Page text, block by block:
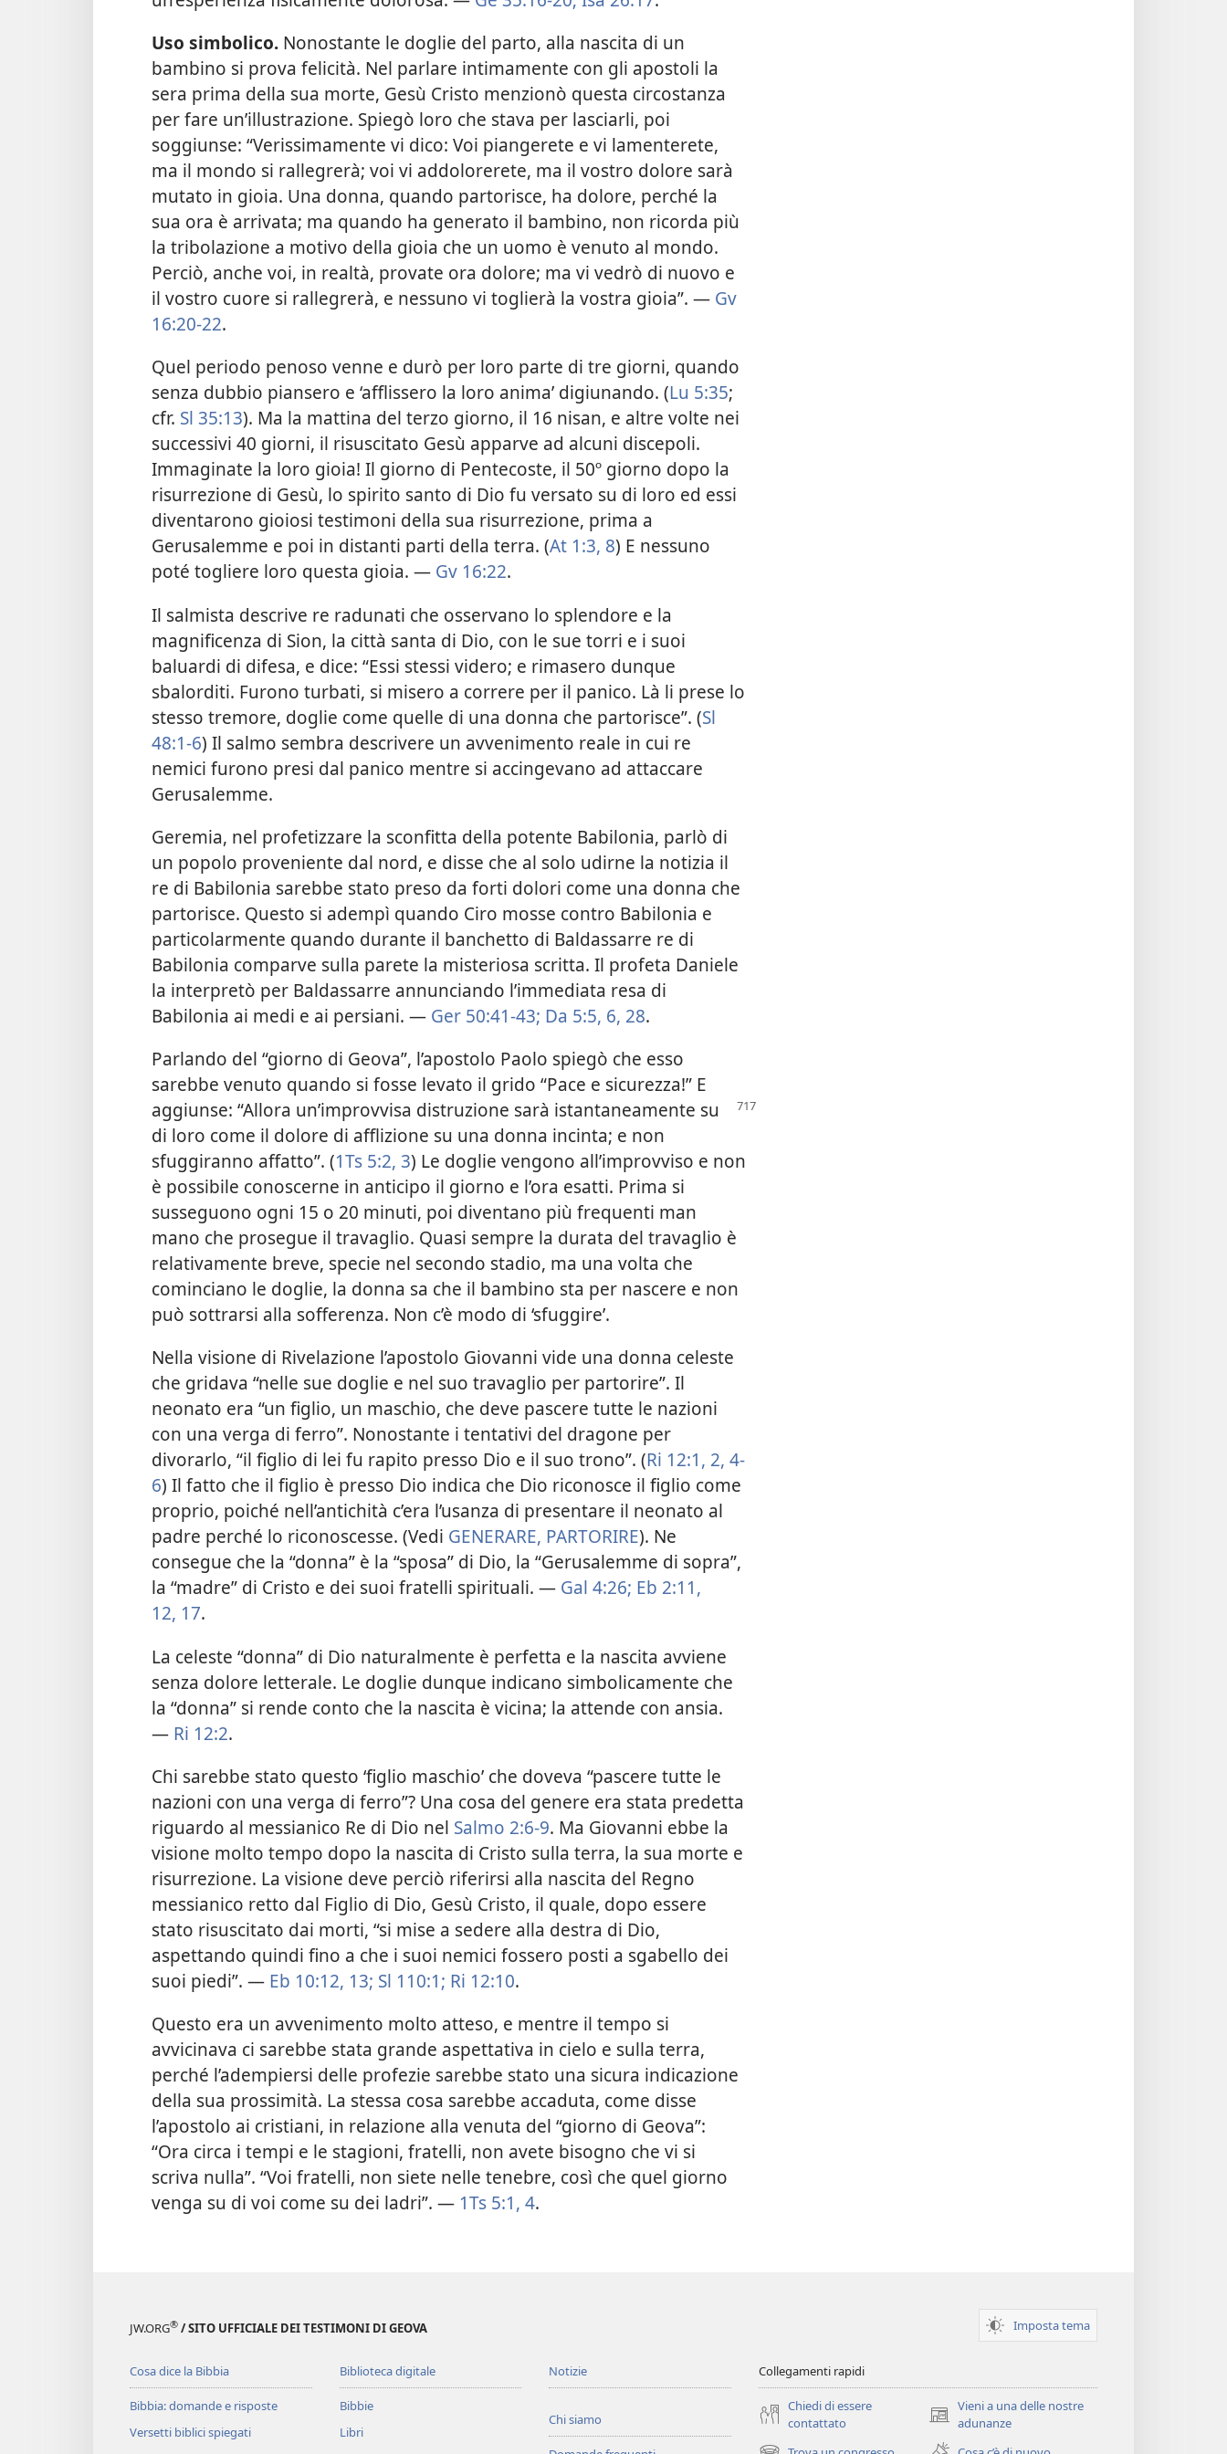
Uso simbolico. Nonostante le doglie del parto, alla nascita di un
bambino si prova felicità. Nel parlare intimamente con gli apostoli la
sera prima della sua morte, Gesù Cristo menzionò questa circostanza
per fare un’illustrazione. Spiegò loro che stava per lasciarli, poi
soggiunse: “Verissimamente vi dico: Voi piangerete e vi lamenterete,
ma il mondo si rallegrerà; voi vi addolorerete, ma il vostro dolore sarà
mutato in gioia. Una donna, quando partorisce, ha dolore, perché la
sua ora è arrivata; ma quando ha generato il bambino, non ricorda più
la tribolazione a motivo della gioia che un uomo è venuto al mondo.
Perciò, anche voi, in realtà, provate ora dolore; ma vi vedrò di nuovo e
il vostro cuore si rallegrerà, e nessuno vi toglierà la vostra gioia”. — Gv
16:20-22.
Quel periodo penoso venne e durò per loro parte di tre giorni, quando
senza dubbio piansero e ‘afflissero la loro anima’ digiunando. (Lu 5:35;
cfr. Sl 35:13). Ma la mattina del terzo giorno, il 16 nisan, e altre volte nei
successivi 40 giorni, il risuscitato Gesù apparve ad alcuni discepoli.
Immaginate la loro gioia! Il giorno di Pentecoste, il 50º giorno dopo la
risurrezione di Gesù, lo spirito santo di Dio fu versato su di loro ed essi
diventarono gioiosi testimoni della sua risurrezione, prima a
Gerusalemme e poi in distanti parti della terra. (At 1:3, 8) E nessuno
poté togliere loro questa gioia. — Gv 16:22.
Il salmista descrive re radunati che osservano lo splendore e la
magnificenza di Sion, la città santa di Dio, con le sue torri e i suoi
baluardi di difesa, e dice: “Essi stessi videro; e rimasero dunque
sbalorditi. Furono turbati, si misero a correre per il panico. Là li prese lo
stesso tremore, doglie come quelle di una donna che partorisce”. (Sl
48:1-6) Il salmo sembra descrivere un avvenimento reale in cui re
nemici furono presi dal panico mentre si accingevano ad attaccare
Gerusalemme.
Geremia, nel profetizzare la sconfitta della potente Babilonia, parlò di
un popolo proveniente dal nord, e disse che al solo udirne la notizia il
re di Babilonia sarebbe stato preso da forti dolori come una donna che
partorisce. Questo si adempì quando Ciro mosse contro Babilonia e
particolarmente quando durante il banchetto di Baldassarre re di
Babilonia comparve sulla parete la misteriosa scritta. Il profeta Daniele
la interpretò per Baldassarre annunciando l’immediata resa di
Babilonia ai medi e ai persiani. — Ger 50:41-43; Da 5:5, 6, 28.
Parlando del “giorno di Geova”, l’apostolo Paolo spiegò che esso
sarebbe venuto quando si fosse levato il grido “Pace e sicurezza!” E
aggiunse: “Allora un’improvvisa distruzione sarà istantaneamente su
di loro come il dolore di afflizione su una donna incinta; e non
sfuggiranno affatto”. (1Ts 5:2, 3) Le doglie vengono all’improvviso e non
è possibile conoscerne in anticipo il giorno e l’ora esatti. Prima si
susseguono ogni 15 o 20 minuti, poi diventano più frequenti man
mano che prosegue il travaglio. Quasi sempre la durata del travaglio è
relativamente breve, specie nel secondo stadio, ma una volta che
cominciano le doglie, la donna sa che il bambino sta per nascere e non
può sottrarsi alla sofferenza. Non c’è modo di ‘sfuggire’.
Nella visione di Rivelazione l’apostolo Giovanni vide una donna celeste
che gridava “nelle sue doglie e nel suo travaglio per partorire”. Il
neonato era “un figlio, un maschio, che deve pascere tutte le nazioni
con una verga di ferro”. Nonostante i tentativi del dragone per
divorarlo, “il figlio di lei fu rapito presso Dio e il suo trono”. (Ri 12:1, 2, 4-
6) Il fatto che il figlio è presso Dio indica che Dio riconosce il figlio come
proprio, poiché nell’antichità c’era l’usanza di presentare il neonato al
padre perché lo riconoscesse. (Vedi GENERARE, PARTORIRE). Ne
consegue che la “donna” è la “sposa” di Dio, la “Gerusalemme di sopra”,
la “madre” di Cristo e dei suoi fratelli spirituali. — Gal 4:26; Eb 2:11,
12, 17.
La celeste “donna” di Dio naturalmente è perfetta e la nascita avviene
senza dolore letterale. Le doglie dunque indicano simbolicamente che
la “donna” si rende conto che la nascita è vicina; la attende con ansia.
— Ri 12:2.
Chi sarebbe stato questo ‘figlio maschio’ che doveva “pascere tutte le
nazioni con una verga di ferro”? Una cosa del genere era stata predetta
riguardo al messianico Re di Dio nel Salmo 2:6-9. Ma Giovanni ebbe la
visione molto tempo dopo la nascita di Cristo sulla terra, la sua morte e
risurrezione. La visione deve perciò riferirsi alla nascita del Regno
messianico retto dal Figlio di Dio, Gesù Cristo, il quale, dopo essere
stato risuscitato dai morti, “si mise a sedere alla destra di Dio,
aspettando quindi fino a che i suoi nemici fossero posti a sgabello dei
suoi piedi”. — Eb 10:12, 13; Sl 110:1; Ri 12:10.
Questo era un avvenimento molto atteso, e mentre il tempo si
avvicinava ci sarebbe stata grande aspettativa in cielo e sulla terra,
perché l’adempiersi delle profezie sarebbe stato una sicura indicazione
della sua prossimità. La stessa cosa sarebbe accaduta, come disse
l’apostolo ai cristiani, in relazione alla venuta del “giorno di Geova”:
“Ora circa i tempi e le stagioni, fratelli, non avete bisogno che vi si
scriva nulla”. “Voi fratelli, non siete nelle tenebre, così che quel giorno
venga su di voi come su dei ladri”. — 1Ts 5:1, 4.
JW.ORG® / SITO UFFICIALE DEI TESTIMONI DI GEOVA Imposta tema
Cosa dice la Bibbia
Bibbia: domande e risposte
Versetti biblici spiegati
Biblioteca digitale
Bibbie
Libri
Notizie
Chi siamo
Collegamenti rapidi
Chiedi di essere
contattato
Vieni a una delle nostre
adunanze
(apre
una